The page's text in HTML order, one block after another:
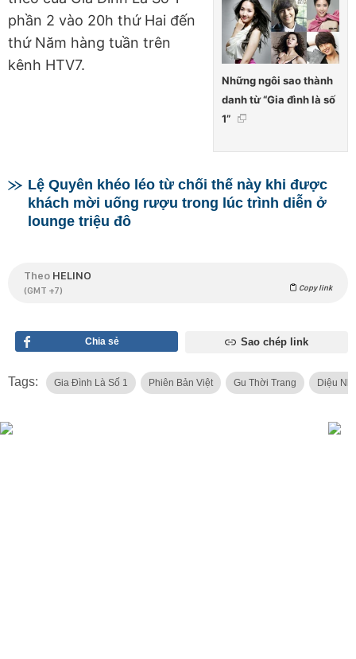
Những ngôi sao thành
danh từ “Gia đình là số
1”
phần 2 vào 20h thứ Hai đến
thứ Năm hàng tuần trên
kênh HTV7.
Lệ Quyên khéo léo từ chối thế này khi được
khách mời uống rượu trong lúc trình diễn ở
lounge triệu đô
Theo HELINO
(GMT +7) Copy link
Chia sẻ Sao chép link
Tags: Gia Đình Là Số 1 Phiên Bản Việt Gu Thời Trang Diệu Nhi